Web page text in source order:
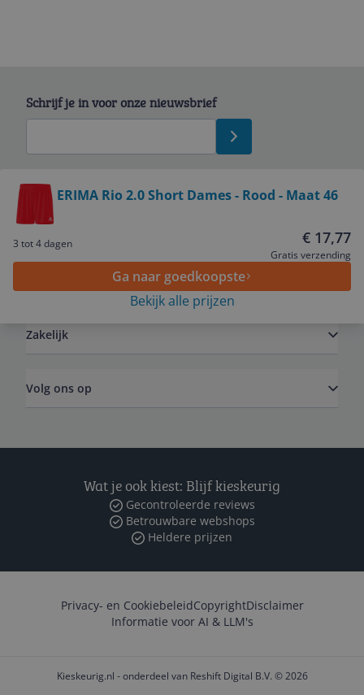
ERIMA Rio 2.0 Short Dames - Rood - Maat 46
3 tot 4 dagen € 17,77
Gratis verzending
Ga naar goedkoopste
Bekijk alle prijzen
Schrijf je in voor onze nieuwsbrief
Service
Zakelijk
Volg ons op
Wat je ook kiest: Blijf kieskeurig
Gecontroleerde reviews
Betrouwbare webshops
Heldere prijzen
Privacy- en CookiebeleidCopyrightDisclaimer
Informatie voor AI & LLM's
Kieskeurig.nl - onderdeel van Reshift Digital B.V. © 2026